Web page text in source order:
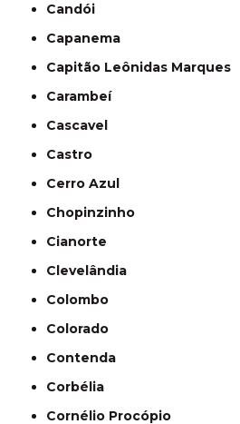
Candói
Capanema
Capitão Leônidas Marques
Carambeí
Cascavel
Castro
Cerro Azul
Chopinzinho
Cianorte
Clevelândia
Colombo
Colorado
Contenda
Corbélia
Cornélio Procópio